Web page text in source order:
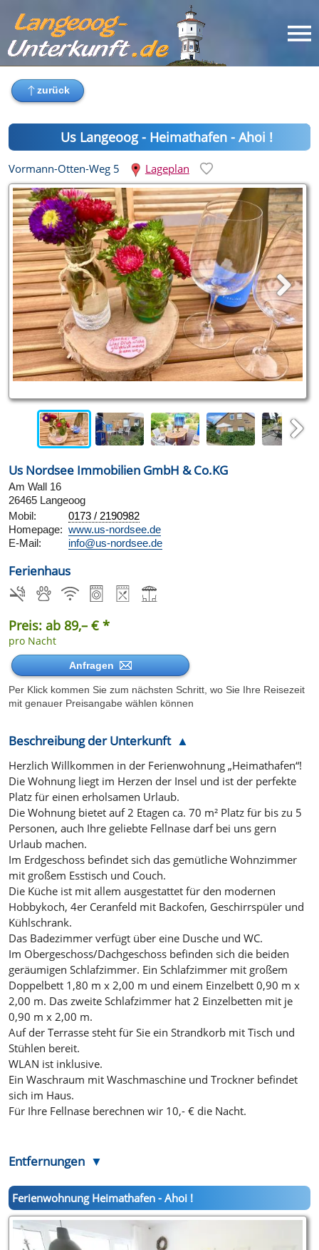
Us Langeoog - Heimathafen - Ahoi !
Vormann-Otten-Weg 5 Lageplan
Us Nordsee Immobilien GmbH & Co.KG
Am Wall 16
26465 Langeoog
Mobil:
0173 / 2190982
Homepage: www.us-nordsee.de
E-Mail:
info@us-nordsee.de
Ferienhaus
Preis: ab 89,– € *
pro Nacht
Anfragen
Per Klick kommen Sie zum nächsten Schritt, wo Sie Ihre Reisezeit
mit genauer Preisangabe wählen können
Beschreibung der Unterkunft
Herzlich Willkommen in der Ferienwohnung „Heimathafen“!
Die Wohnung liegt im Herzen der Insel und ist der perfekte
Platz für einen erholsamen Urlaub.
Die Wohnung bietet auf 2 Etagen ca. 70 m² Platz für bis zu 5
Personen, auch Ihre geliebte Fellnase darf bei uns gern
Urlaub machen.
Im Erdgeschoss befindet sich das gemütliche Wohnzimmer
mit großem Esstisch und Couch.
Die Küche ist mit allem ausgestattet für den modernen
Hobbykoch, 4er Ceranfeld mit Backofen, Geschirrspüler und
Kühlschrank.
Das Badezimmer verfügt über eine Dusche und WC.
Im Obergeschoss/Dachgeschoss befinden sich die beiden
geräumigen Schlafzimmer. Ein Schlafzimmer mit großem
Doppelbett 1,80 m x 2,00 m und einem Einzelbett 0,90 m x
2,00 m. Das zweite Schlafzimmer hat 2 Einzelbetten mit je
0,90 m x 2,00 m.
Auf der Terrasse steht für Sie ein Strandkorb mit Tisch und
Stühlen bereit.
WLAN ist inklusive.
Ein Waschraum mit Waschmaschine und Trockner befindet
sich im Haus.
Für Ihre Fellnase berechnen wir 10,- € die Nacht.
Entfernungen
Ferienwohnung Heimathafen - Ahoi !